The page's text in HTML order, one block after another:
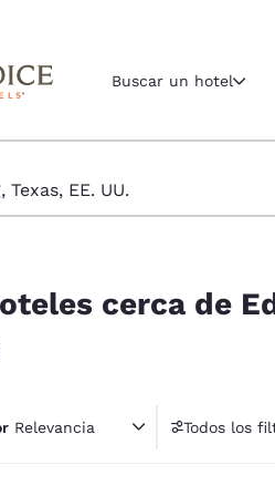
Región y
México
América
América
Buscar un hotel
cerca de
Relevancia Todos los
1